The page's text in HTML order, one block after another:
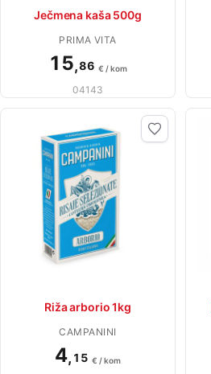
Ječmena kaša 500g
PRIMA VITA
15,86 € / kom
04143
Riža arborio 1kg
CAMPANINI
4, 15 € / kom